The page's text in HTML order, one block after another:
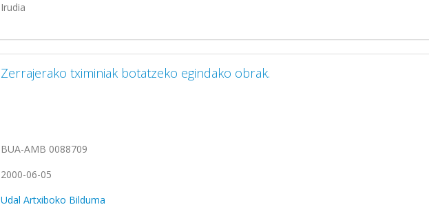
Irudia
Zerrajerako tximiniak botatzeko egindako obrak.
BUA-AMB 0088709
2000-06-05
Udal Artxiboko Bilduma